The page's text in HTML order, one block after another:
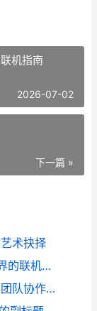
机指南
2026-07-02
下一篇 »
术抉择
我的世界2手机怎么联机，畅游方块世界的联机指南
和平精英高手如何玩排位，战术思维与团队协作的进阶之路